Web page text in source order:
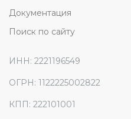
Документация
Поиск по сайту
ИНН: 2221196549
ОГРН: 1122225002822
КПП: 222101001